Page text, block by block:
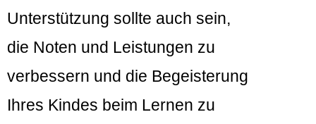
Unterstützung sollte auch sein,
die Noten und Leistungen zu
verbessern und die Begeisterung
Ihres Kindes beim Lernen zu